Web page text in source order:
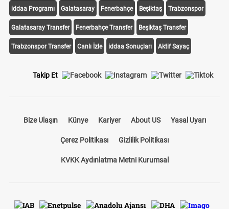
iddaa Programı Galatasaray Fenerbahçe Beşiktaş Trabzonspor
Galatasaray Transfer Fenerbahçe Transfer Beşiktaş Transfer
Trabzonspor Transfer Canlı İzle iddaa Sonuçları Aktif Sayaç
Takip Et
Bize Ulaşın Künye Kariyer About US Yasal Uyarı
Çerez Politikası Gizlilik Politikası
KVKK Aydınlatma Metni Kurumsal